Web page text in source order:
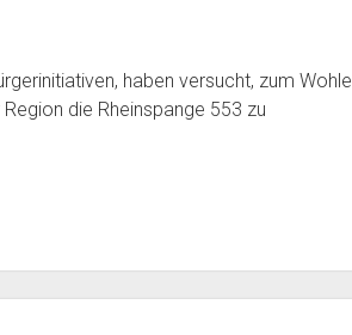
haben versucht, zum Wohle
die Rheinspange 553 zu